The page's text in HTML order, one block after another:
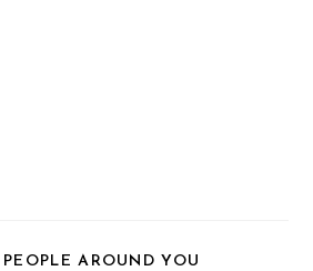
PEOPLE AROUND YOU